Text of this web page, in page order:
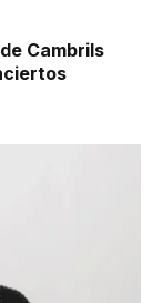
Cambrils